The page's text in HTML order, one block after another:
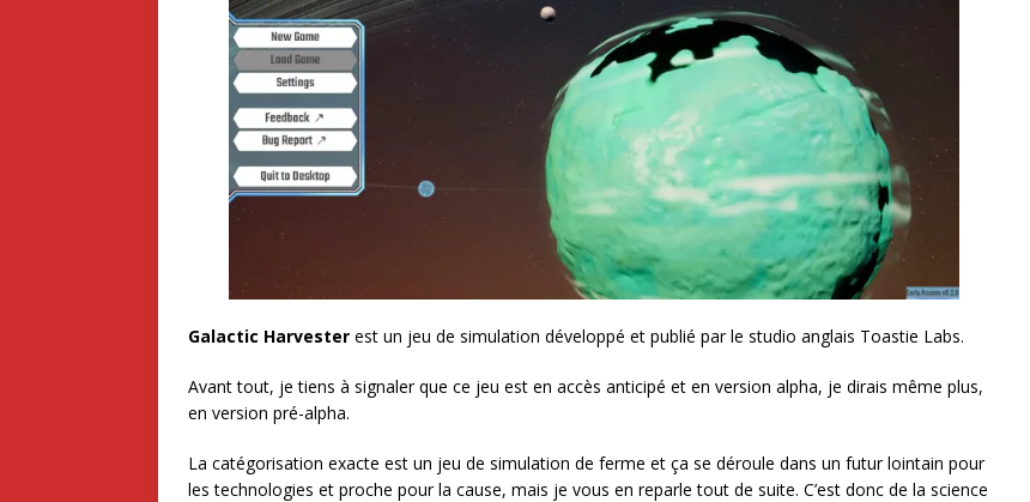
Galactic Harvester est un jeu de simulation développé et publié par le studio anglais Toastie Labs.
Avant tout, je tiens à signaler que ce jeu est en accès anticipé et en version alpha, je dirais même plus,
en version pré-alpha.
La catégorisation exacte est un jeu de simulation de ferme et ça se déroule dans un futur lointain pour
les technologies et proche pour la cause, mais je vous en reparle tout de suite. C’est donc de la science